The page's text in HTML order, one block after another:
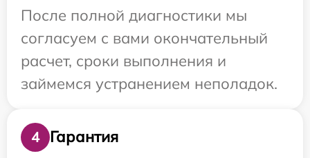
После полной диагностики мы
согласуем с вами окончательный
расчет, сроки выполнения и
займемся устранением неполадок.
4
Гарантия